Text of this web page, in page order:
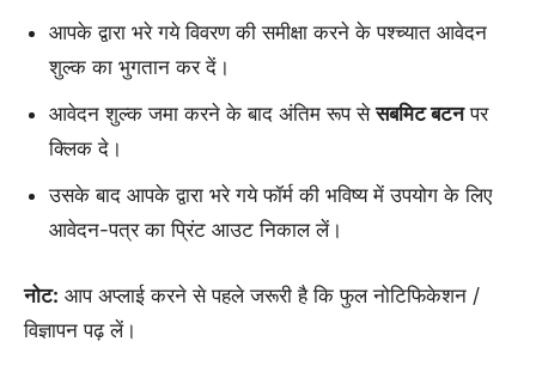
आपके द्वारा भरे गये विवरण की समीक्षा करने के पश्च्यात आवेदन
शुल्क का भुगतान कर दें।
आवेदन शुल्क जमा करने के बाद अंतिम रूप सेसबमिट बटनपर
क्लिक दे।
उसके बाद आपके द्वारा भरे गये फॉर्म की भविष्य में उपयोग के लिए
आवेदन-पत्र का प्रिंट आउट निकाल लें।
नोट: आप अप्लाई करने से पहले जरूरी है कि फुल नोटिफिकेशन /
विज्ञापन पढ़ लें।